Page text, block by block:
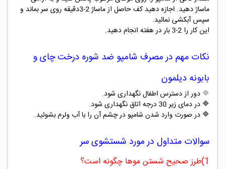
ماساژ دهید. اجازه دهید کف حاصل از ماساژ 2-3دقیقه روی سر بماند و
سپس آبکشی نمائید.
این کار را 2-3 بار در هفته انجام دهید.
نکات مهم در مصرف شامپو ضد شوره درخت چای و
بابونه دیلمون
🔷 دور از دسترس اطفال نگهداری شود.
🔷 در دمای زیر 30 درجه اتاق نگهداری شود.
🔷 در صورت وارد شدن شامپو در چشم آن را با آب ولرم بشوئید.
سوالات متداول در مورد شستشوی سر
1)طرز صحیح شستن موها چگونه است؟